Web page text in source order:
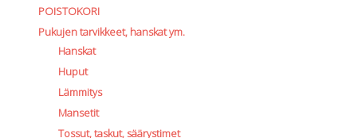
POISTOKORI
Pukujen tarvikkeet, hanskat ym.
Hanskat
Huput
Lämmitys
Mansetit
Tossut, taskut, säärystimet